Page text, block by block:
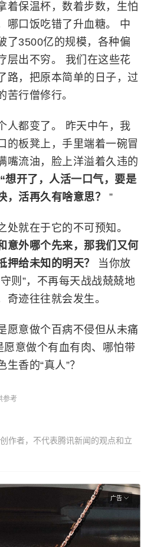
着保温杯，数着步数，生怕
哪口饭吃错了升血糖。 中
了3500亿的规模，各种偏
层出不穷。 我们在这些花
路，把原本简单的日子，过
苦行僧修行。
人都变了。 昨天中午，我
的板凳上，手里端着一碗冒
嘴流油，脸上洋溢着久违的
想开了，人活一口气，要是
，活再久有啥意思？ ”
处就在于它的不可预知。
意外哪个先来，那我们又何
押给未知的明天？ 当你放
则”，不再每天战战兢兢地
奇迹往往就会发生。
愿意做个百病不侵但从未痛
愿意做个有血有肉、哪怕带
香的“真人”？
参考
作者，不代表腾讯新闻的观点和立
广告